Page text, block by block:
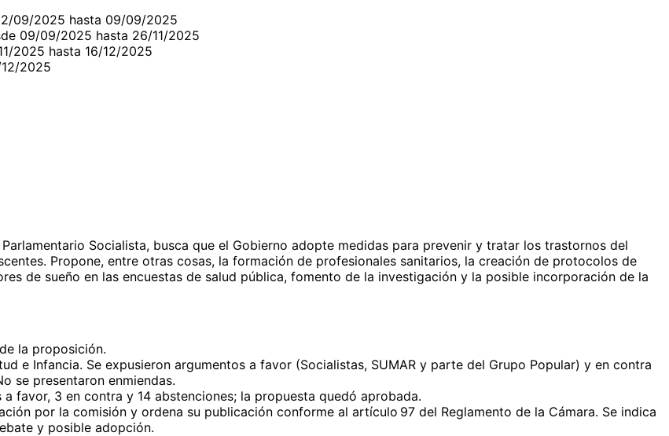
09/2025 hasta 09/09/2025
09/09/2025 hasta 26/11/2025
2025 hasta 16/12/2025
2025
Socialista, busca que el Gobierno adopte medidas para prevenir y tratar los trastornos del
Propone, entre otras cosas, la formación de profesionales sanitarios, la creación de protocolos de
de sueño en las encuestas de salud pública, fomento de la investigación y la posible incorporación de la
la proposición.
e Infancia. Se expusieron argumentos a favor (Socialistas, SUMAR y parte del Grupo Popular) y en contra
se presentaron enmiendas.
a favor, 3 en contra y 14 abstenciones; la propuesta quedó aprobada.
por la comisión y ordena su publicación conforme al artículo 97 del Reglamento de la Cámara. Se indica
y posible adopción.